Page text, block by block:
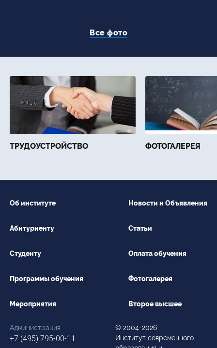
Все фото
ТРУДОУСТРОЙСТВО ФОТОГАЛЕРЕЯ
Об институте
Абитуриенту
Студенту
Программы обучения
Мероприятия
Новости и Объявления
Статьи
Оплата обучения
Фотогалерея
Второе высшее
Администрация
+7 (495) 795-00-11
© 2004-2026
Институт современного